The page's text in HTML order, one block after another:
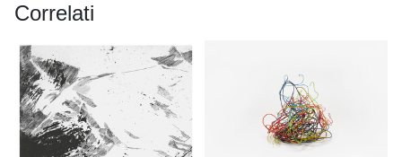
Correlati